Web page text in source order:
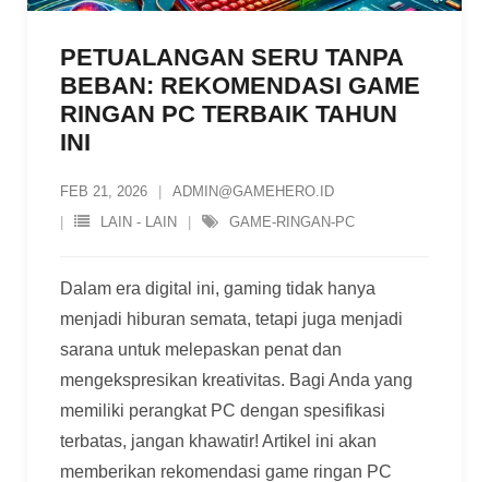
PETUALANGAN SERU TANPA
BEBAN: REKOMENDASI GAME
RINGAN PC TERBAIK TAHUN
INI
FEB 21, 2026
ADMIN@GAMEHERO.ID
LAIN - LAIN
GAME-RINGAN-PC
Dalam era digital ini, gaming tidak hanya
menjadi hiburan semata, tetapi juga menjadi
sarana untuk melepaskan penat dan
mengekspresikan kreativitas. Bagi Anda yang
memiliki perangkat PC dengan spesifikasi
terbatas, jangan khawatir! Artikel ini akan
memberikan rekomendasi game ringan PC